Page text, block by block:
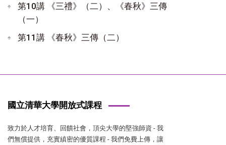
第10講 《三禮》（二）、《春秋》三傳
（一）
第11講 《春秋》三傳（二）
國立清華大學開放式課程
致力於人才培育、回饋社會，頂尖大學的堅強師資 - 我
們無償提供，充實縝密的優質課程 - 我們免費上傳，讓